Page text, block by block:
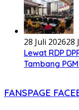
28 Juli 202628
Lewat RDP
Tambang
FANSPAGE